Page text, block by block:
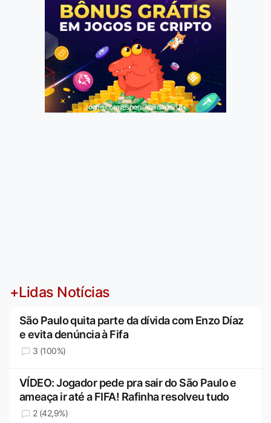
Jogue com responsabilidade. 18+
+Lidas Notícias
São Paulo quita parte da dívida com Enzo Díaz
e evita denúncia à Fifa
3 (100%)
VÍDEO: Jogador pede pra sair do São Paulo e
ameaça ir até a FIFA! Rafinha resolveu tudo
2 (42,9%)